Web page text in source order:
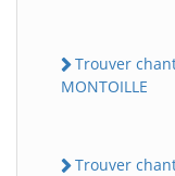
Trouver
MONTOILLE
Trouver